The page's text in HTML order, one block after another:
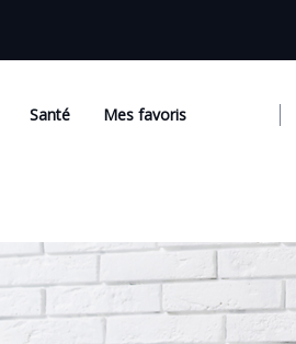
Santé Mes favoris